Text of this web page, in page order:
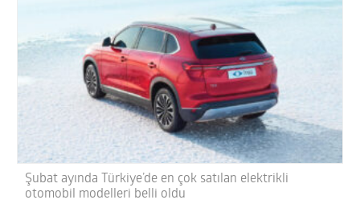
Şubat ayında Türkiye’de en çok satılan elektrikli
otomobil modelleri belli oldu